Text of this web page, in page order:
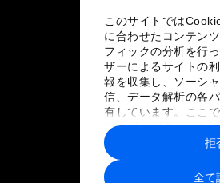
このサイトでは
に合わせたコンテン
フィックの分析を行
ザーによるサイトの
報を収集し、ソーシ
信、データ解析の各
有しています。ここ
ユーザーが各パート
報や各パートナーの
に収集された情報と
トナーによって使用全て
拒